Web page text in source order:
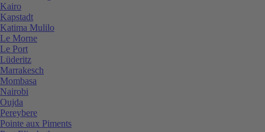
Kairo
Kapstadt
Katima Mulilo
Le Morne
Le Port
Lüderitz
Marrakesch
Mombasa
Nairobi
Oujda
Pereybere
Pointe aux Piments